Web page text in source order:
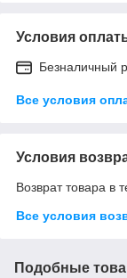
Условия
Безналичный
Все условия
Условия
Возврат товара в
Все условия
Подобные